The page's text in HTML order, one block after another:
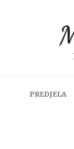
PREDJELA